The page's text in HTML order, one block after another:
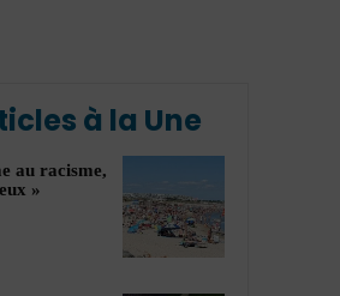
à la Une
au racisme,
»